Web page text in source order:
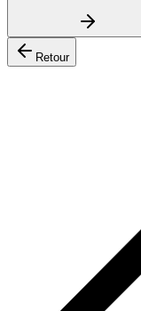
Retour